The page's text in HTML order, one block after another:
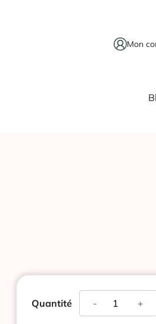
Mon
Quantité +
-